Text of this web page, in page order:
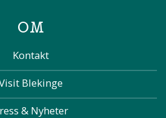
OM
Kontakt
Blekinge
& Nyheter